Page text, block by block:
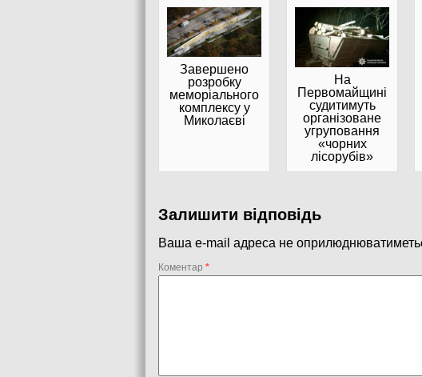
Завершено
розробку
меморіального
комплексу у
Миколаєві
На
Первомайщині
судитимуть
організоване
угруповання
«чорних
лісорубів»
Залишити відповідь
Ваша e-mail адреса не
Коментар *